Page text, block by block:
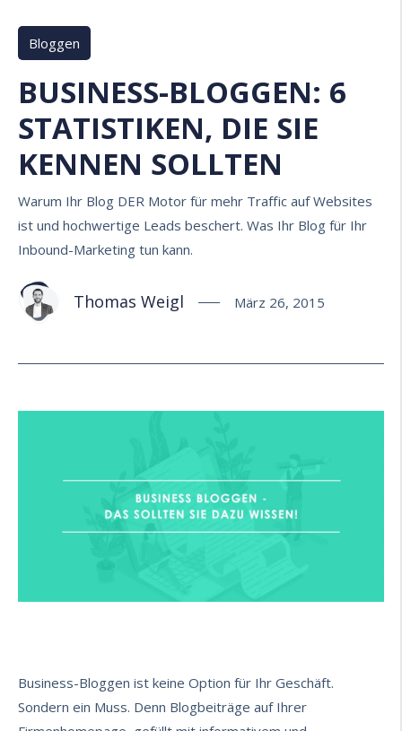
Bloggen
BUSINESS-BLOGGEN: 6
STATISTIKEN, DIE SIE
KENNEN SOLLTEN
Warum Ihr Blog DER Motor für mehr Traffic auf Websites
ist und hochwertige Leads beschert. Was Ihr Blog für Ihr
Inbound-Marketing tun kann.
Thomas Weigl März 26, 2015
Business-Bloggen ist keine Option für Ihr Geschäft.
Sondern ein Muss. Denn Blogbeiträge auf Ihrer